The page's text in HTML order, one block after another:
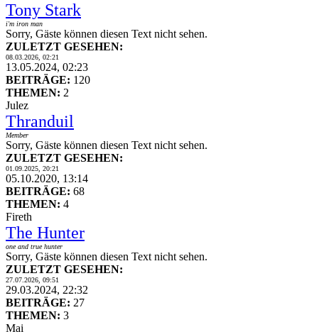
Tony Stark
i'm iron man
Sorry, Gäste können diesen Text nicht sehen.
ZULETZT GESEHEN:
08.03.2026, 02:21
13.05.2024, 02:23
BEITRÄGE: 120
THEMEN: 2
Julez
Thranduil
Member
Sorry, Gäste können diesen Text nicht sehen.
ZULETZT GESEHEN:
01.09.2025, 20:21
05.10.2020, 13:14
BEITRÄGE: 68
THEMEN: 4
Fireth
The Hunter
one and true hunter
Sorry, Gäste können diesen Text nicht sehen.
ZULETZT GESEHEN:
27.07.2026, 09:51
29.03.2024, 22:32
BEITRÄGE: 27
THEMEN: 3
Mai